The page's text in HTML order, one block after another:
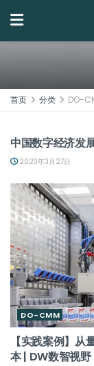
首页 分类 DO-
中国数字经济发
2023年3月27日
DO-CMM
【实践案例】
本 | DW数智视野